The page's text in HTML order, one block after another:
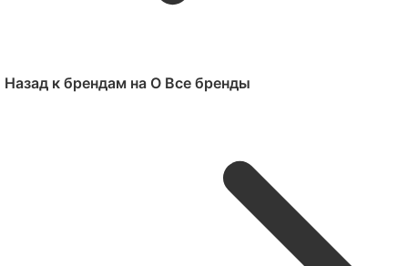
Назад к брендам на O Все бренды